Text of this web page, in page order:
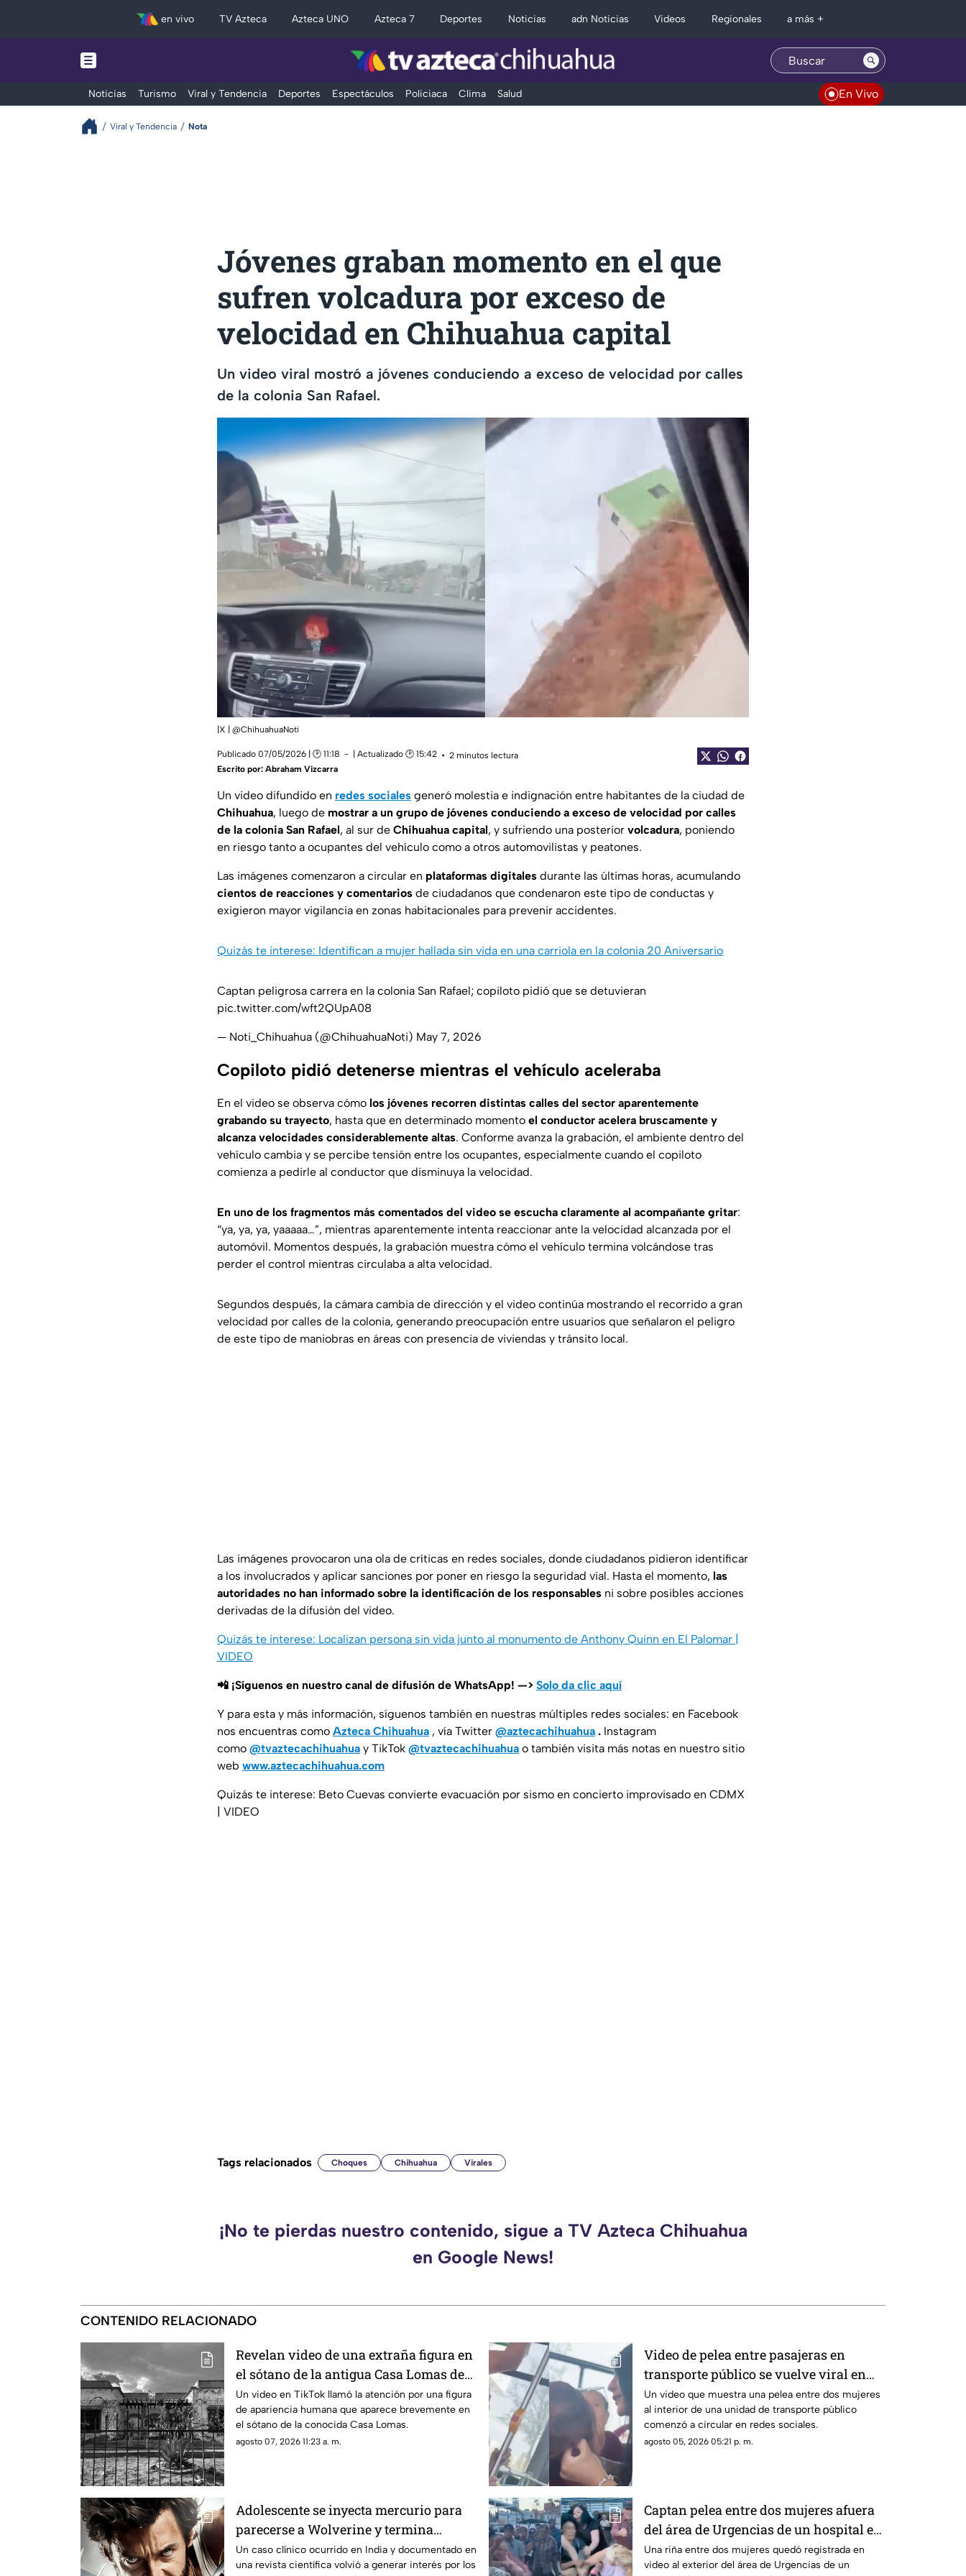
en vivo TV Azteca Azteca UNO Azteca 7 Deportes Noticias adn Noticias Videos Regionales a más +
Noticias Turismo Viral y Tendencia Deportes Espectáculos Policiaca Clima Salud En Vivo
Viral y Tendencia Nota
Jóvenes graban momento en el que
sufren volcadura por exceso de
velocidad en Chihuahua capital
Un video viral mostró a jóvenes conduciendo a exceso de velocidad por calles
de la colonia San Rafael.
|X | @ChihuahuaNoti
Publicado 07/05/2026 | 🕑 11:18 | Actualizado 🕑 15:42
2 minutos lectura
Escrito por: Abraham Vizcarra
Un video difundido en redes sociales generó molestia e indignación entre habitantes de la ciudad de
Chihuahua, luego de mostrar a un grupo de jóvenes conduciendo a exceso de velocidad por calles
de la colonia San Rafael, al sur de Chihuahua capital, y sufriendo una posterior volcadura, poniendo
en riesgo tanto a ocupantes del vehículo como a otros automovilistas y peatones.
Las imágenes comenzaron a circular en plataformas digitales durante las últimas horas, acumulando
cientos de reacciones y comentarios de ciudadanos que condenaron este tipo de conductas y
exigieron mayor vigilancia en zonas habitacionales para prevenir accidentes.
Quizás te interese: Identifican a mujer hallada sin vida en una carriola en la colonia 20 Aniversario
Captan peligrosa carrera en la colonia San Rafael; copiloto pidió que se detuvieran
pic.twitter.com/wft2QUpA08
— Noti_Chihuahua (@ChihuahuaNoti) May 7, 2026
Copiloto pidió detenerse mientras el vehículo aceleraba
En el video se observa cómo los jóvenes recorren distintas calles del sector aparentemente
grabando su trayecto, hasta que en determinado momento el conductor acelera bruscamente y
alcanza velocidades considerablemente altas. Conforme avanza la grabación, el ambiente dentro del
vehículo cambia y se percibe tensión entre los ocupantes, especialmente cuando el copiloto
comienza a pedirle al conductor que disminuya la velocidad.
En uno de los fragmentos más comentados del video se escucha claramente al acompañante gritar:
“ya, ya, ya, yaaaaa…”, mientras aparentemente intenta reaccionar ante la velocidad alcanzada por el
automóvil. Momentos después, la grabación muestra cómo el vehículo termina volcándose tras
perder el control mientras circulaba a alta velocidad.
Segundos después, la cámara cambia de dirección y el video continúa mostrando el recorrido a gran
velocidad por calles de la colonia, generando preocupación entre usuarios que señalaron el peligro
de este tipo de maniobras en áreas con presencia de viviendas y tránsito local.
Las imágenes provocaron una ola de críticas en redes sociales, donde ciudadanos pidieron identificar
a los involucrados y aplicar sanciones por poner en riesgo la seguridad vial. Hasta el momento, las
autoridades no han informado sobre la identificación de los responsables ni sobre posibles acciones
derivadas de la difusión del video.
Quizás te interese: Localizan persona sin vida junto al monumento de Anthony Quinn en El Palomar |
VIDEO
📲 ¡Síguenos en nuestro canal de difusión de WhatsApp! —> Solo da clic aquí
Y para esta y más información, síguenos también en nuestras múltiples redes sociales: en Facebook
nos encuentras como Azteca Chihuahua , vía Twitter @aztecachihuahua . Instagram
como @tvaztecachihuahua y TikTok @tvaztecachihuahua o también visita más notas en nuestro sitio
web www.aztecachihuahua.com
Quizás te interese: Beto Cuevas convierte evacuación por sismo en concierto improvisado en CDMX
| VIDEO
Tags relacionados Choques Chihuahua Virales
¡No te pierdas nuestro contenido, sigue a TV Azteca Chihuahua
en Google News!
CONTENIDO RELACIONADO
Revelan video de una extraña figura en
el sótano de la antigua Casa Lomas de
Chihuahua
Un video en TikTok llamó la atención por una figura
de apariencia humana que aparece brevemente en
el sótano de la conocida Casa Lomas.
agosto 07, 2026 11:23 a. m.
Video de pelea entre pasajeras en
transporte público se vuelve viral en
redes sociales
Un video que muestra una pelea entre dos mujeres
al interior de una unidad de transporte público
comenzó a circular en redes sociales.
agosto 05, 2026 05:21 p. m.
Adolescente se inyecta mercurio para
parecerse a Wolverine y termina
hospitalizado
Un caso clínico ocurrido en India y documentado en
una revista científica volvió a generar interés por los
Captan pelea entre dos mujeres afuera
del área de Urgencias de un hospital en
Chihuahua | VIDEO
Una riña entre dos mujeres quedó registrada en
video al exterior del área de Urgencias de un